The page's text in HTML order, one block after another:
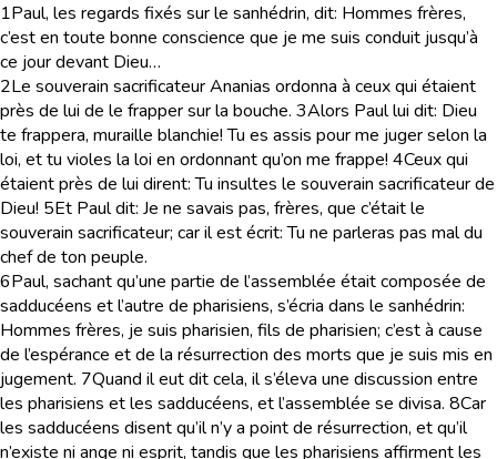
1Paul, les regards fixés sur le sanhédrin, dit: Hommes frères,
c’est en toute bonne conscience que je me suis conduit jusqu’à
ce jour devant Dieu…
2Le souverain sacrificateur Ananias ordonna à ceux qui étaient
près de lui de le frapper sur la bouche. 3Alors Paul lui dit: Dieu
te frappera, muraille blanchie! Tu es assis pour me juger selon la
loi, et tu violes la loi en ordonnant qu’on me frappe! 4Ceux qui
étaient près de lui dirent: Tu insultes le souverain sacrificateur de
Dieu! 5Et Paul dit: Je ne savais pas, frères, que c’était le
souverain sacrificateur; car il est écrit: Tu ne parleras pas mal du
chef de ton peuple.
6Paul, sachant qu’une partie de l’assemblée était composée de
sadducéens et l’autre de pharisiens, s’écria dans le sanhédrin:
Hommes frères, je suis pharisien, fils de pharisien; c’est à cause
de l’espérance et de la résurrection des morts que je suis mis en
jugement. 7Quand il eut dit cela, il s’éleva une discussion entre
les pharisiens et les sadducéens, et l’assemblée se divisa. 8Car
les sadducéens disent qu’il n’y a point de résurrection, et qu’il
n’existe ni ange ni esprit, tandis que les pharisiens affirment les